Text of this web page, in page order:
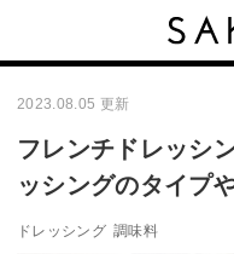
2023.08.05 更新
フレンチドレッシ
ッシングのタイプ
ドレッシング 調味料